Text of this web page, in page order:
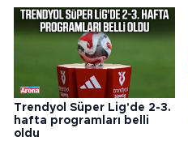
Trendyol Süper Lig'de 2-3.
hafta programları belli
oldu